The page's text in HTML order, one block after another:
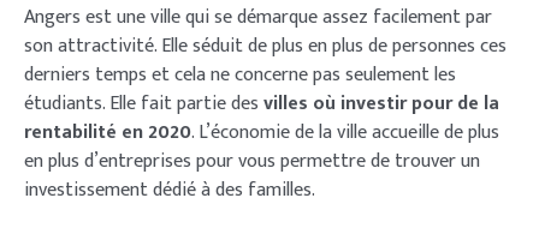
Angers est une ville qui se démarque assez facilement par
son attractivité. Elle séduit de plus en plus de personnes ces
derniers temps et cela ne concerne pas seulement les
étudiants. Elle fait partie desvilles où investir pour de la
rentabilité en 2020. L’économie de la ville accueille de plus
en plus d’entreprises pour vous permettre de trouver un
investissement dédié à des familles.